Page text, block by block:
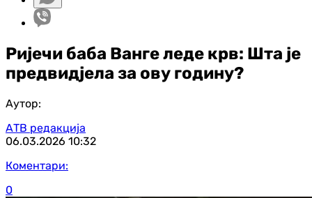
Ријечи баба Ванге леде крв: Шта је
предвидјела за ову годину?
Аутор:
АТВ редакција
06.03.2026 10:32
Коментари:
0